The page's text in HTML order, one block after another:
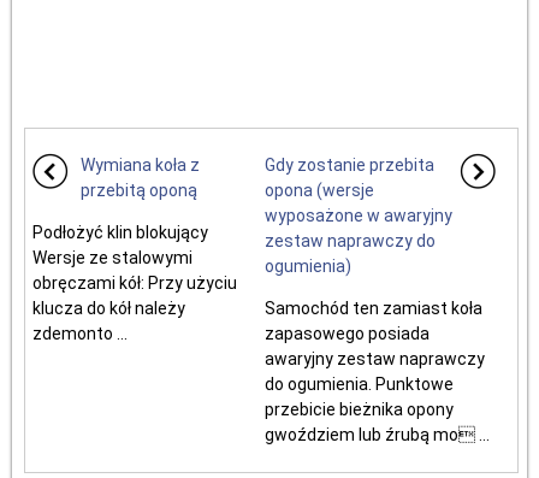
Wymiana koła z
przebitą oponą
Podłożyć klin blokujący
Wersje ze stalowymi
obręczami kół: Przy użyciu
klucza do kół należy
zdemonto ...
Gdy zostanie przebita
opona (wersje
wyposażone w awaryjny
zestaw naprawczy do
ogumienia)
Samochód ten zamiast koła
zapasowego posiada
awaryjny zestaw naprawczy
do ogumienia. Punktowe
przebicie bieżnika opony
gwoździem lub źrubą mo ...